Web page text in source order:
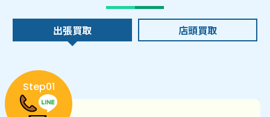
出張買取 店頭買取
Step01